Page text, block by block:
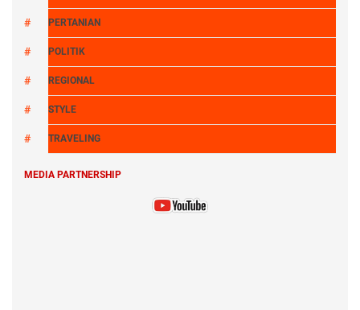
PERTANIAN
POLITIK
REGIONAL
STYLE
TRAVELING
MEDIA PARTNERSHIP